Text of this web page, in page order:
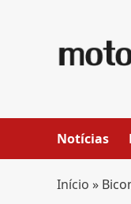
Notícias
Início »